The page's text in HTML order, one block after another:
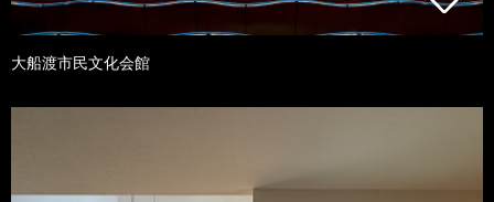
大船渡市民文化会館